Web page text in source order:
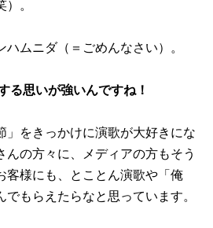
。
ムニダ（＝ごめんなさい）。
思いが強いんですね！
」をきっかけに演歌が大好きにな
んの方々に、メディアの方もそう
客様にも、とことん演歌や「俺
もらえたらなと思っています。